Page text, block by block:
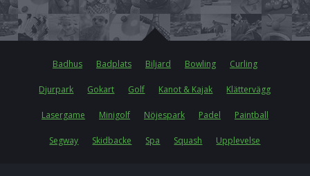
Badhus Badplats Biljard Bowling Curling
Djurpark Gokart Golf Kanot & Kajak Klättervägg
Lasergame Minigolf Nöjespark Padel Paintball
Segway Skidbacke Spa Squash Upplevelse